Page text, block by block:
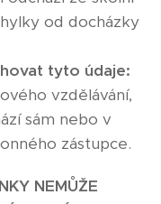
od docházky
tyto údaje:
vzdělávání,
sám nebo v
zástupce.
NEMŮŽE